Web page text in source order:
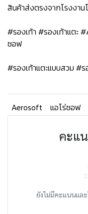
สินค้าส่งตรงจากโรงงา
#รองเท้า #รองเท้าแตะ
ซอฟ
#รองเท้าแตะแบบสวม #
Aerosoft แอโร่ซอฟ
คะแ
ยังไม่มีคะแนนแล